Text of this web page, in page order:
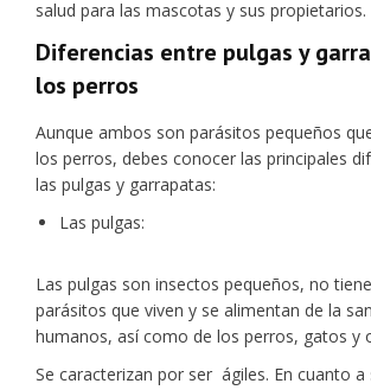
salud para las mascotas y sus propietarios.
Diferencias entre pulgas y
los perros
Aunque ambos son parásitos pequeños
los perros, debes conocer las principales
las pulgas y garrapatas:
Las pulgas:
Las pulgas son insectos pequeños, no
parásitos que viven y se alimentan de la
humanos, así como de los perros, gatos y
Se caracterizan por ser ágiles. En cuanto a